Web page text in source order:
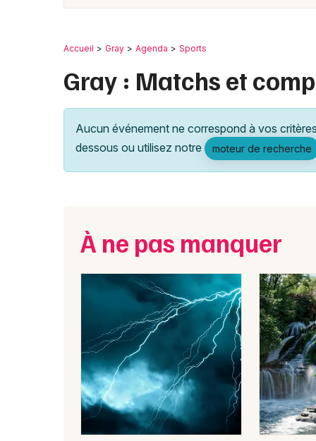
Accueil Gray Agenda Sports
Gray : Matchs et
Aucun événement ne correspond à vos
dessous ou utilisez notre
moteur de recherche
À ne pas manquer